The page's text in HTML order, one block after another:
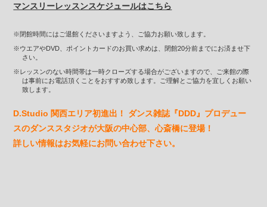
マンスリーレッスンスケジュールはこちら
※閉館時間にはご退館くださいますよう、ご協力お願い致します。
※ウエアやDVD、ポイントカードのお買い求めは、閉館20分前までにお済ませ下
さい。
※レッスンのない時間帯は一時クローズする場合がございますので、ご来館の際
は事前にお電話頂くことをおすすめ致します。ご理解とご協力を宜しくお願い
致します。
D.Studio 関西エリア初進出！ ダンス雑誌『DDD』プロデュー
スのダンススタジオが大阪の中心部、心斎橋に登場！
詳しい情報はお気軽にお問い合わせ下さい。